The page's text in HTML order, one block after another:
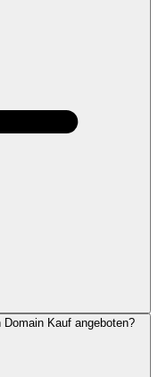
Kauf angeboten?